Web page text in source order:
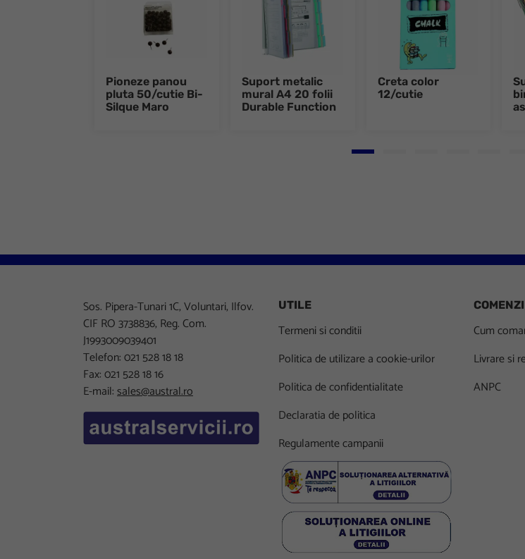
Pioneze panou
pluta 50/cutie Bi-
Silque Maro
Suport metalic
mural A4 20 folii
Durable Function
Creta color
12/cutie
Go to slide 1
Sos. Pipera-Tunari 1C, Voluntari, Ilfov.
CIF RO 3738836, Reg. Com.
J1993009039401
Telefon: 021 528 18 18
Fax: 021 528 18 16
E-mail:sales@austral.ro
UTILE
Termeni si conditii
Politica de utilizare a cookie-urilor
Politica de confidentialitate
Declaratia de politica
Regulamente campanii
COMENZI
Cum
Livrare si
ANPC